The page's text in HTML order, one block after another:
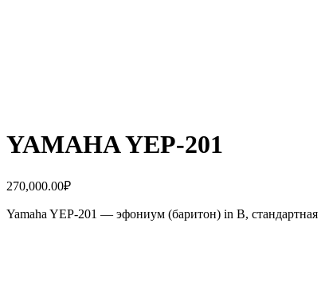
YAMAHA YEP-201
270,000.00₽
Yamaha YEP-201 — эфониум (баритон) in B,